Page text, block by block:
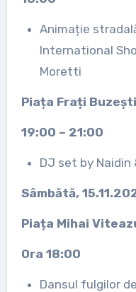
Animație
International
Moretti
Piața Frați Buzești
19:00 – 21:00
DJ set by Naidin
Sâmbătă,
Piața Mihai
Ora 18:00
Dansul fulgilor